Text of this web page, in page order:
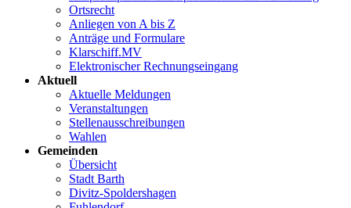
Ortsrecht
Anliegen von A bis Z
Anträge und Formulare
Klarschiff.MV
Elektronischer Rechnungseingang
Aktuell
Aktuelle Meldungen
Veranstaltungen
Stellenausschreibungen
Wahlen
Gemeinden
Übersicht
Stadt Barth
Divitz-Spoldershagen